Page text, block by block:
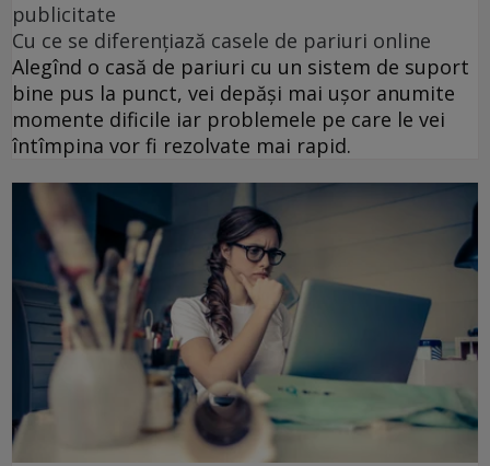
publicitate
Cu ce se diferențiază casele de pariuri online
Alegînd o casă de pariuri cu un sistem de suport
bine pus la punct, vei depăși mai ușor anumite
momente dificile iar problemele pe care le vei
întîmpina vor fi rezolvate mai rapid.